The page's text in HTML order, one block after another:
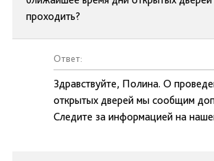
проходить?
Ответ:
Здравствуйте, Полина. О
открытых дверей мы сообщим
Следите за информацией на